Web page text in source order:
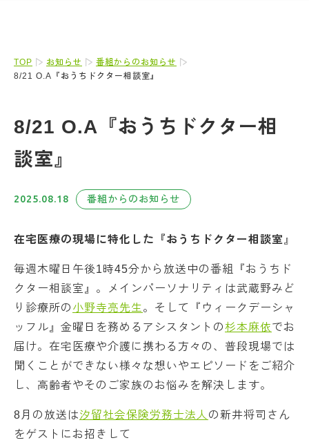
TOP お知らせ
番組からのお知らせ
8/21 O.A『おうちドクター相談室』
8/21 O.A『おうちドクター相
談室』
2025.08.18 番組からのお知らせ
在宅医療の現場に特化した『おうちドクター相談室 』
毎週木曜日午後1時45分から放送中の番組『おうちド
クター相談室』。メインパーソナリティは武蔵野みど
り診療所の 小野寺亮先生。そして『ウィークデーシャ
ッフル』金曜日を務めるアシスタントの杉本麻依でお
届け。在宅医療や介護に携わる方々の、普段現場では
聞くことができない様々な想いやエピソードをご紹介
し、高齢者やそのご家族のお悩みを解決します。
8月の放送は汐留社会保険労務士法人 の新井将司さん
をゲストにお招きして